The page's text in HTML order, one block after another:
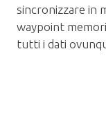
sincronizzare in
waypoint
tutti i dati